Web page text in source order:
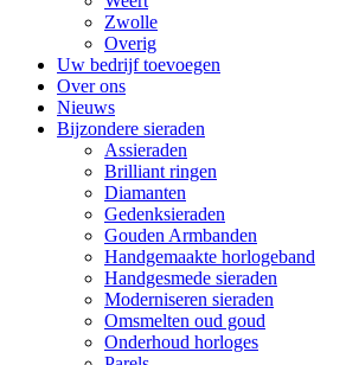
Zwolle
Overig
Uw bedrijf toevoegen
Over ons
Nieuws
Bijzondere sieraden
Assieraden
Brilliant ringen
Diamanten
Gedenksieraden
Gouden Armbanden
Handgemaakte horlogeband
Handgesmede sieraden
Moderniseren sieraden
Omsmelten oud goud
Onderhoud horloges